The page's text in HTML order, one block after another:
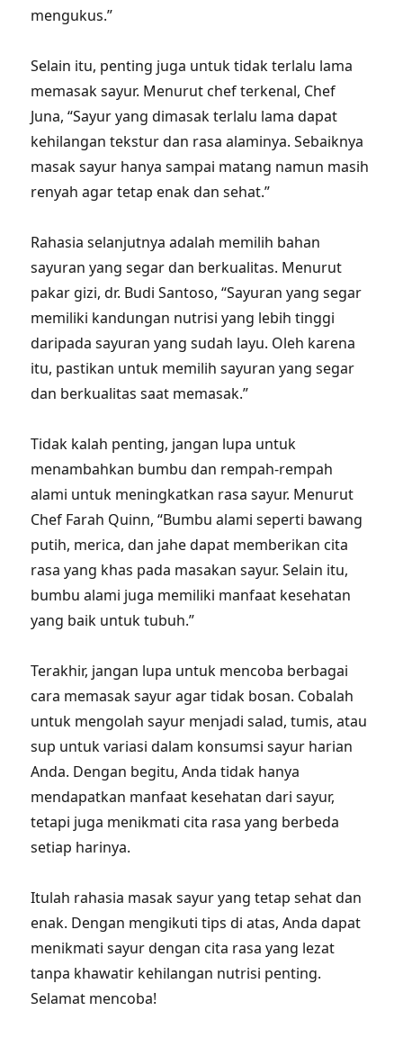
mengukus.”
Selain itu, penting juga untuk tidak terlalu lama
memasak sayur. Menurut chef terkenal, Chef
Juna, “Sayur yang dimasak terlalu lama dapat
kehilangan tekstur dan rasa alaminya. Sebaiknya
masak sayur hanya sampai matang namun masih
renyah agar tetap enak dan sehat.”
Rahasia selanjutnya adalah memilih bahan
sayuran yang segar dan berkualitas. Menurut
pakar gizi, dr. Budi Santoso, “Sayuran yang segar
memiliki kandungan nutrisi yang lebih tinggi
daripada sayuran yang sudah layu. Oleh karena
itu, pastikan untuk memilih sayuran yang segar
dan berkualitas saat memasak.”
Tidak kalah penting, jangan lupa untuk
menambahkan bumbu dan rempah-rempah
alami untuk meningkatkan rasa sayur. Menurut
Chef Farah Quinn, “Bumbu alami seperti bawang
putih, merica, dan jahe dapat memberikan cita
rasa yang khas pada masakan sayur. Selain itu,
bumbu alami juga memiliki manfaat kesehatan
yang baik untuk tubuh.”
Terakhir, jangan lupa untuk mencoba berbagai
cara memasak sayur agar tidak bosan. Cobalah
untuk mengolah sayur menjadi salad, tumis, atau
sup untuk variasi dalam konsumsi sayur harian
Anda. Dengan begitu, Anda tidak hanya
mendapatkan manfaat kesehatan dari sayur,
tetapi juga menikmati cita rasa yang berbeda
setiap harinya.
Itulah rahasia masak sayur yang tetap sehat dan
enak. Dengan mengikuti tips di atas, Anda dapat
menikmati sayur dengan cita rasa yang lezat
tanpa khawatir kehilangan nutrisi penting.
Selamat mencoba!